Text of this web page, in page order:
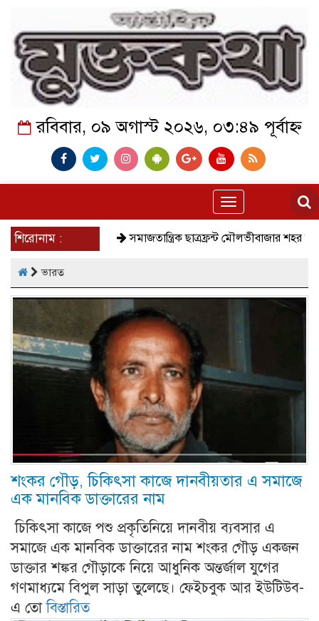
রবিবার, ০৯ অগাস্ট ২০২৬, ০৩:৪৯ পূর্বাহ্ন
Toggle
navigation
শিরোনাম : সমাজতান্ত্রিক ছাত্রফ্রন্ট মৌলভীবাজার শহর শাখা কেমন
ভারত
শংকর গৌড়, চিকিৎসা কাজে দানবীয়তার এ সমাজে
এক মানবিক ডাক্তারের নাম
চিকিৎসা কাজে পশু প্রকৃতিনিয়ে দানবীয় ব্যবসার এ
সমাজে এক মানবিক ডাক্তারের নাম শংকর গৌড় একজন
ডাক্তার শঙ্কর গৌড়াকে নিয়ে আধুনিক অন্তর্জাল যুগের
গণমাধ্যমে বিপুল সাড়া তুলেছে। ফেইচবুক আর ইউটিউব-
এ তোবিস্তারিত